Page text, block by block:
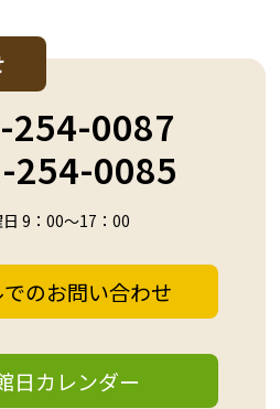
254-0087
254-0085
9：00～17：00
でのお問い合わせ
日カレンダー